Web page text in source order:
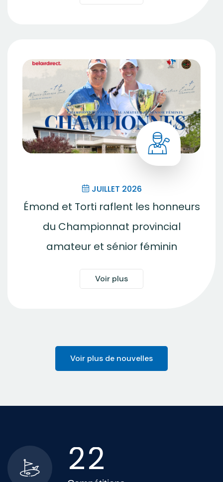
JUILLET 2026
Émond et Torti raflent les honneurs
du Championnat provincial
amateur et sénior féminin
Voir plus
Voir plus de nouvelles
22